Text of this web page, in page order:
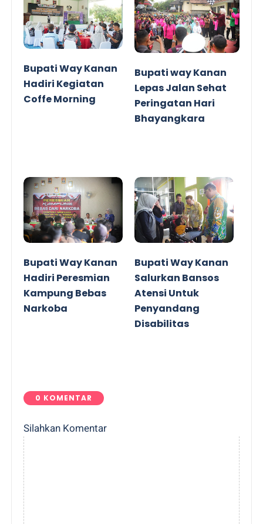
Bupati Way Kanan
Hadiri Kegiatan
Coffe Morning
Bupati way Kanan
Lepas Jalan Sehat
Peringatan Hari
Bhayangkara
Bupati Way Kanan
Hadiri Peresmian
Kampung Bebas
Narkoba
Bupati Way Kanan
Salurkan Bansos
Atensi Untuk
Penyandang
Disabilitas
0 KOMENTAR
Silahkan Komentar